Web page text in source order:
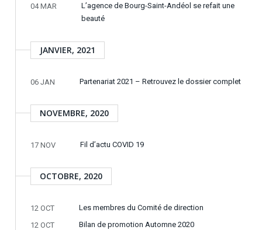
04 MAR
L’agence de Bourg-Saint-Andéol se refait une
beauté
JANVIER, 2021
06 JAN Partenariat 2021 – Retrouvez le dossier complet
NOVEMBRE, 2020
17 NOV Fil d’actu COVID 19
OCTOBRE, 2020
12 OCT
Les membres du Comité de direction
12 OCT
Bilan de promotion Automne 2020